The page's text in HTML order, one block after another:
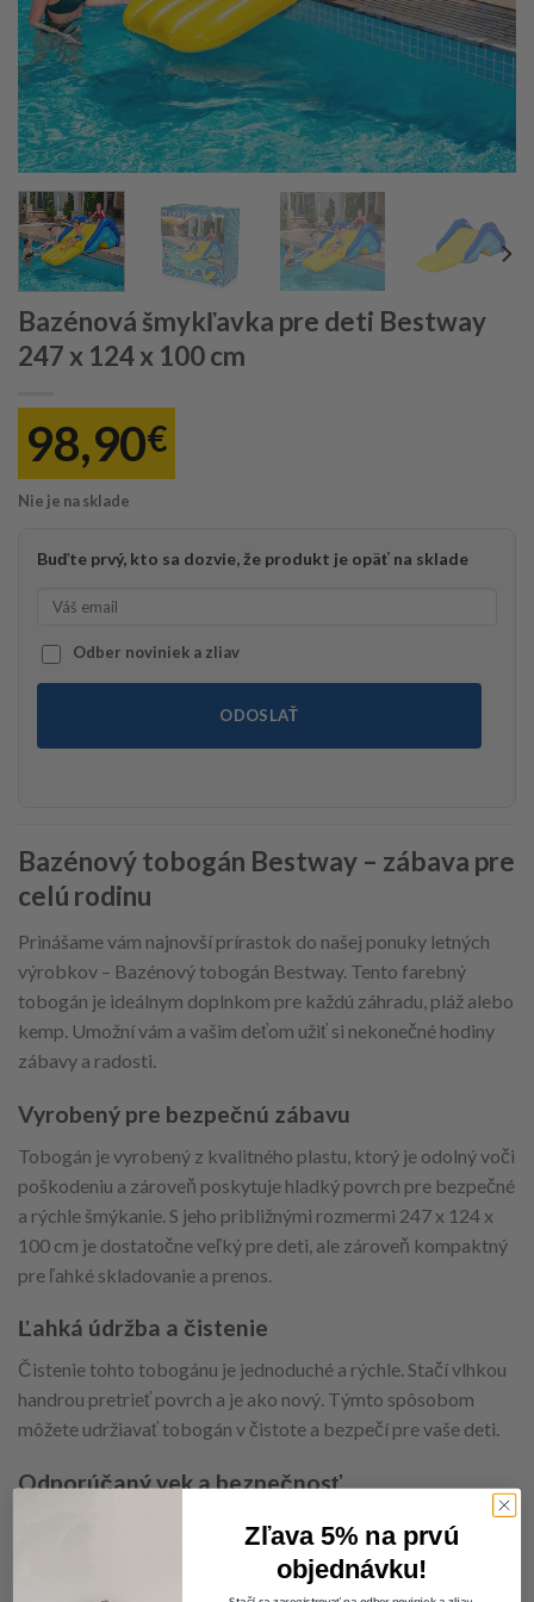
Bazénová šmykľavka pre deti Bestway
247 x 124 x 100 cm
98,90€
Nie je na sklade
Buďte prvý, kto sa dozvie, že produkt je opäť na sklade
Odber noviniek a zliav
ODOSLAŤ
Bazénový tobogán Bestway – zábava pre
celú rodinu
Prinášame vám najnovší prírastok do našej ponuky letných
výrobkov – Bazénový tobogán Bestway. Tento farebný
tobogán je ideálnym doplnkom pre každú záhradu, pláž alebo
kemp. Umožní vám a vašim deťom užiť si nekonečné hodiny
zábavy a radosti.
Vyrobený pre bezpečnú zábavu
Tobogán je vyrobený z kvalitného plastu, ktorý je odolný voči
poškodeniu a zároveň poskytuje hladký povrch pre bezpečné
a rýchle šmýkanie. S jeho približnými rozmermi 247 x 124 x
100 cm je dostatočne veľký pre deti, ale zároveň kompaktný
pre ľahké skladovanie a prenos.
Ľahká údržba a čistenie
Čistenie tohto tobogánu je jednoduché a rýchle. Stačí vlhkou
handrou pretrieť povrch a je ako nový. Týmto spôsobom
môžete udržiavať tobogán v čistote a bezpečí pre vaše deti.
Odporúčaný vek a bezpečnosť
Tento tobogán je určený pre deti vo veku 3 rokov a viac.
Vďaka svojej stabilnej konštrukcii a bezpečným materiálom
je ideálny pre malé deti, ktoré sa učia zvládať svoje motorické
Zľava 5% na prvú
objednávku!